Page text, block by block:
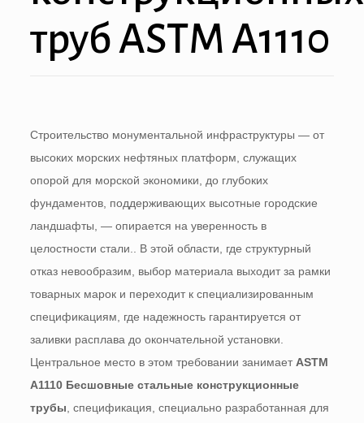
труб ASTM A1110
Строительство монументальной инфраструктуры — от
высоких морских нефтяных платформ, служащих
опорой для морской экономики, до глубоких
фундаментов, поддерживающих высотные городские
ландшафты, — опирается на уверенность в
целостности стали.. В этой области, где структурный
отказ невообразим, выбор материала выходит за рамки
товарных марок и переходит к специализированным
спецификациям, где надежность гарантируется от
заливки расплава до окончательной установки.
Центральное место в этом требовании занимает ASTM
A1110 Бесшовные стальные конструкционные
трубы , спецификация, специально разработанная для